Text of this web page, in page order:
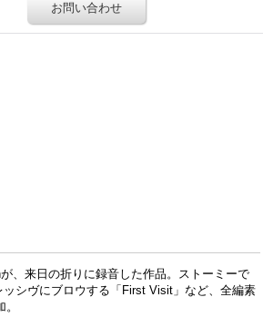
お問い合わせ
、来日の折りに録音した作品。ストーミーで
ッシヴにブロウする「First Visit」など、全編素